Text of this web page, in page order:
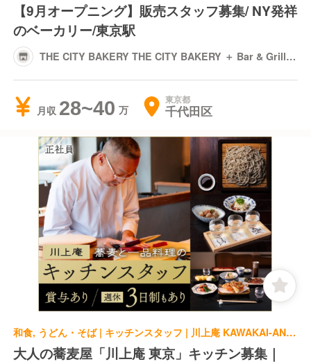
【9月オープニング】販売スタッフ募集/ NY発祥
のベーカリー/東京駅
THE CITY BAKERY THE CITY BAKERY ＋ Bar & Grill
月収 28~40 東京都
千代田区
和食, うどん・そば | キッチンスタッフ | 川上庵 KAWAKAI-AN TOKYO
大人の蕎麦屋「川上庵 東京」キッチン募集｜